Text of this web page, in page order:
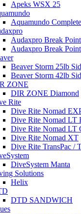
Apeks WSX 25
Aquamundo
Audaxpro Break
Audaxpro Break
Beaver Storm 25lb
Beaver Storm 42lb
ZONE
DIR ZONE Diamond
Rite
Dive Rite Nomad
Dive Rite Nomad LT
Dive Rite Nomad LT
Dive Rite Nomad XT
Dive Rite TransPac /
DiveSystem Manta
Solutions
Helix
DTD SANDWICH